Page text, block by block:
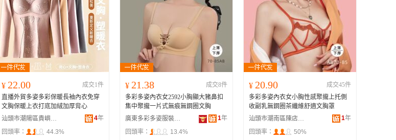
¥ 22.00
成交1件
直播外貿多姿多彩保暖長袖內衣免穿
文胸保暖上衣打底加絨加厚背心
汕頭市潮陽區貴嶼依美吻針織內衣廠
4年
回頭率：
44.3%
¥ 21.38
成交8件
多彩多姿內衣女2592小胸顯大豬鼻扣
集中聚攏一片式無痕無鋼圈文胸
廣東多彩多姿服裝有限公司
1年
回頭率：
13.4%
¥ 20.90
成交45件
多彩多姿內衣女小胸性感聚攏上托側
收副乳無鋼圈茶纖維舒適文胸罩
汕頭市潮南區陳店安多百貨商行
1年
回頭率：
50%